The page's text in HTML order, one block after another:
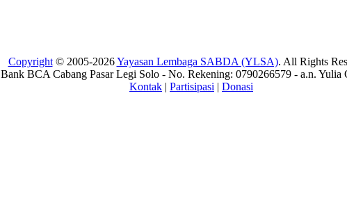
Copyright© 2005-2026Yayasan Lembaga SABDA (YLSA). All Rights
Bank BCA Cabang Pasar Legi Solo - No. Rekening: 0790266579 - a.n. Yulia
Kontak | Partisipasi | Donasi